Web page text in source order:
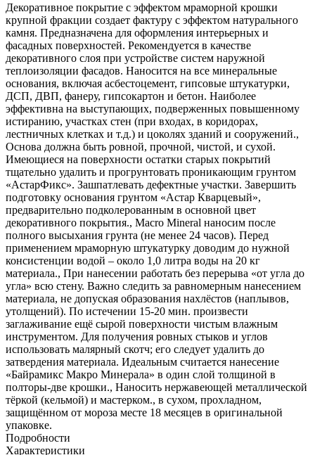
Декоративное покрытие с эффектом мраморной крошки
крупной фракции создает фактуру с эффектом натурального
камня. Предназначена для оформления интерьерных и
фасадных поверхностей. Рекомендуется в качестве
декоративного слоя при устройстве систем наружной
теплоизоляции фасадов. Наносится на все минеральные
основания, включая асбестоцемент, гипсовые штукатурки,
ДСП, ДВП, фанеру, гипсокартон и бетон. Наиболее
эффективна на выступающих, подверженных повышенному
истиранию, участках стен (при входах, в коридорах,
лестничных клетках и т.д.) и цоколях зданий и сооружений.,
Основа должна быть ровной, прочной, чистой, и сухой.
Имеющиеся на поверхности остатки старых покрытий
тщательно удалить и прогрунтовать проникающим грунтом
«АстарФикс». Зашпатлевать дефектные участки. Завершить
подготовку основания грунтом «Астар Кварцевый»,
предварительно подколерованным в основной цвет
декоративного покрытия., Macro Mineral наносим после
полного высыхания грунта (не менее 24 часов). Перед
применением мраморную штукатурку доводим до нужной
консистенции водой – около 1,0 литра воды на 20 кг
материала., При нанесении работать без перерыва «от угла до
угла» всю стену. Важно следить за равномерным нанесением
материала, не допуская образования нахлёстов (наплывов,
утолщений). По истечении 15-20 мин. произвести
заглаживание ещё сырой поверхности чистым влажным
инструментом. Для получения ровных стыков и углов
использовать малярный скотч; его следует удалить до
затвердения материала. Идеальным считается нанесение
«Байрамикс Макро Минерала» в один слой толщиной в
полторы-две крошки., Наносить нержавеющей металлической
тёркой (кельмой) и мастерком., в сухом, прохладном,
защищённом от мороза месте 18 месяцев в оригинальной
упаковке.
Подробности
Характеристики